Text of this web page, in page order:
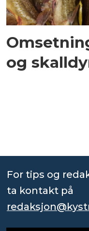
og
For tips og
ta kontakt på